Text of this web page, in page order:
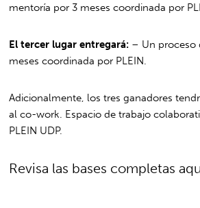
mentoría por 3 meses coordinada por
El tercer lugar entregará: – Un proceso
meses coordinada por PLEIN.
Adicionalmente, los tres ganadores
al co-work. Espacio de trabajo
PLEIN UDP.
Revisa las bases completas